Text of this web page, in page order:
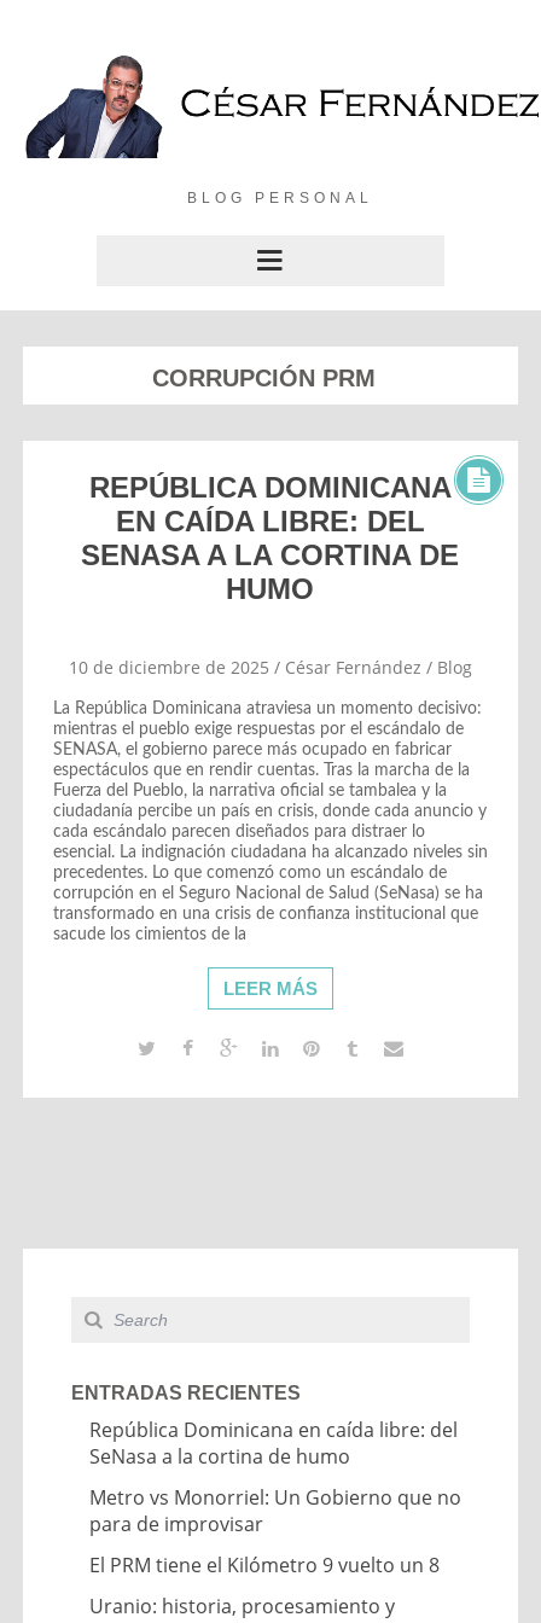
BLOG PERSONAL
CORRUPCIÓN PRM
REPÚBLICA DOMINICANA
EN CAÍDA LIBRE: DEL
SENASA A LA CORTINA DE
HUMO
10 de diciembre de 2025 / César Fernández / Blog
La República Dominicana atraviesa un momento decisivo:
mientras el pueblo exige respuestas por el escándalo de
SENASA, el gobierno parece más ocupado en fabricar
espectáculos que en rendir cuentas. Tras la marcha de la
Fuerza del Pueblo, la narrativa oficial se tambalea y la
ciudadanía percibe un país en crisis, donde cada anuncio y
cada escándalo parecen diseñados para distraer lo
esencial. La indignación ciudadana ha alcanzado niveles sin
precedentes. Lo que comenzó como un escándalo de
corrupción en el Seguro Nacional de Salud (SeNasa) se ha
transformado en una crisis de confianza institucional que
sacude los cimientos de la
LEER MÁS
ENTRADAS RECIENTES
República Dominicana en caída libre: del
SeNasa a la cortina de humo
Metro vs Monorriel: Un Gobierno que no
para de improvisar
El PRM tiene el Kilómetro 9 vuelto un 8
Uranio: historia, procesamiento y